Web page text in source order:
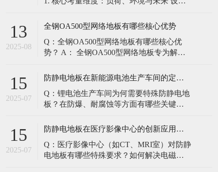
面有无明显的水渍、油污或其它液体泼
您必须计算机房规划区域内最重设备的单
点载荷（通常指服务器机柜的支脚压
力）。 轻型机房（标准服务器/网络柜）：
单点载荷通常在1960N，主流的优质复合地
13
2025-08
全钢OA500型网络地板有哪些核心优势
Q：全钢OA500型网络地板有哪些核心优
势？ A： 全钢OA500型网络地板专为解决
以下核心优势： 高强度结构：采用优质冷
轧钢板拉伸焊接成型，表面磷化后静电喷
塑，防锈耐磨，承重性能优异。 便捷布
线：配套活动线槽板设计，可轻松掀起盖
15
2025-07
防静电地板在新能源电池生产车间的定制化解决方案
Q：锂电池生产车间为何需要特殊防静电地
板？在防爆、耐腐蚀等方面有哪些关键技
环境并存的特殊场景，需要全方位防护方
境要求 • 防爆等级：Ex IIB T4（ATEX认
证） • 静电泄放速度：<0.
15
2025-07
防静电地板在医疗影像中心的创新应用方案
Q：医疗影像中心（如CT、MRI室）对防静
电地板有哪些特殊要求？如何解决电磁干